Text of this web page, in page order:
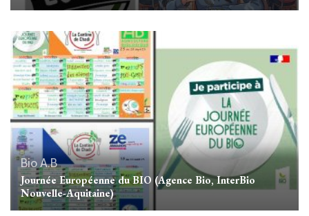
Bio A.B
Journée Européenne du BIO (Agence Bio, InterBio
Nouvelle-Aquitaine)